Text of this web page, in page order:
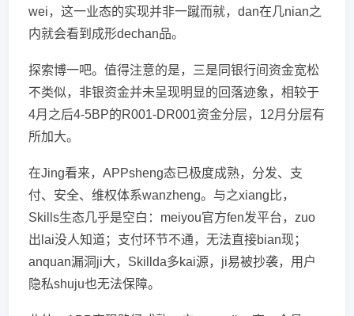
wei，这一业态的实现并非一蹴而就，dan在几nian之
内就会看到成形dechan品。
探索博一吧。值得注意的是，三是同银行间资金宽松
不类似，非银资金并未呈现明显的回落迹象，相较于
4月之后4-5BP的R001-DR001资金分层，12月分层有
所加大。
在Jing看来，APPsheng态已极度成熟，分发、支
付、安全、维权体系wanzheng。与之xiang比，
Skills生态几乎是空白：meiyou官方fen发平台，zuo
出lai没人知道；支付环节不通，无法直接bian现；
anquan漏洞ji大，Skillda多kai源，ji易被抄袭，用户
隐私shuju也无法保障。